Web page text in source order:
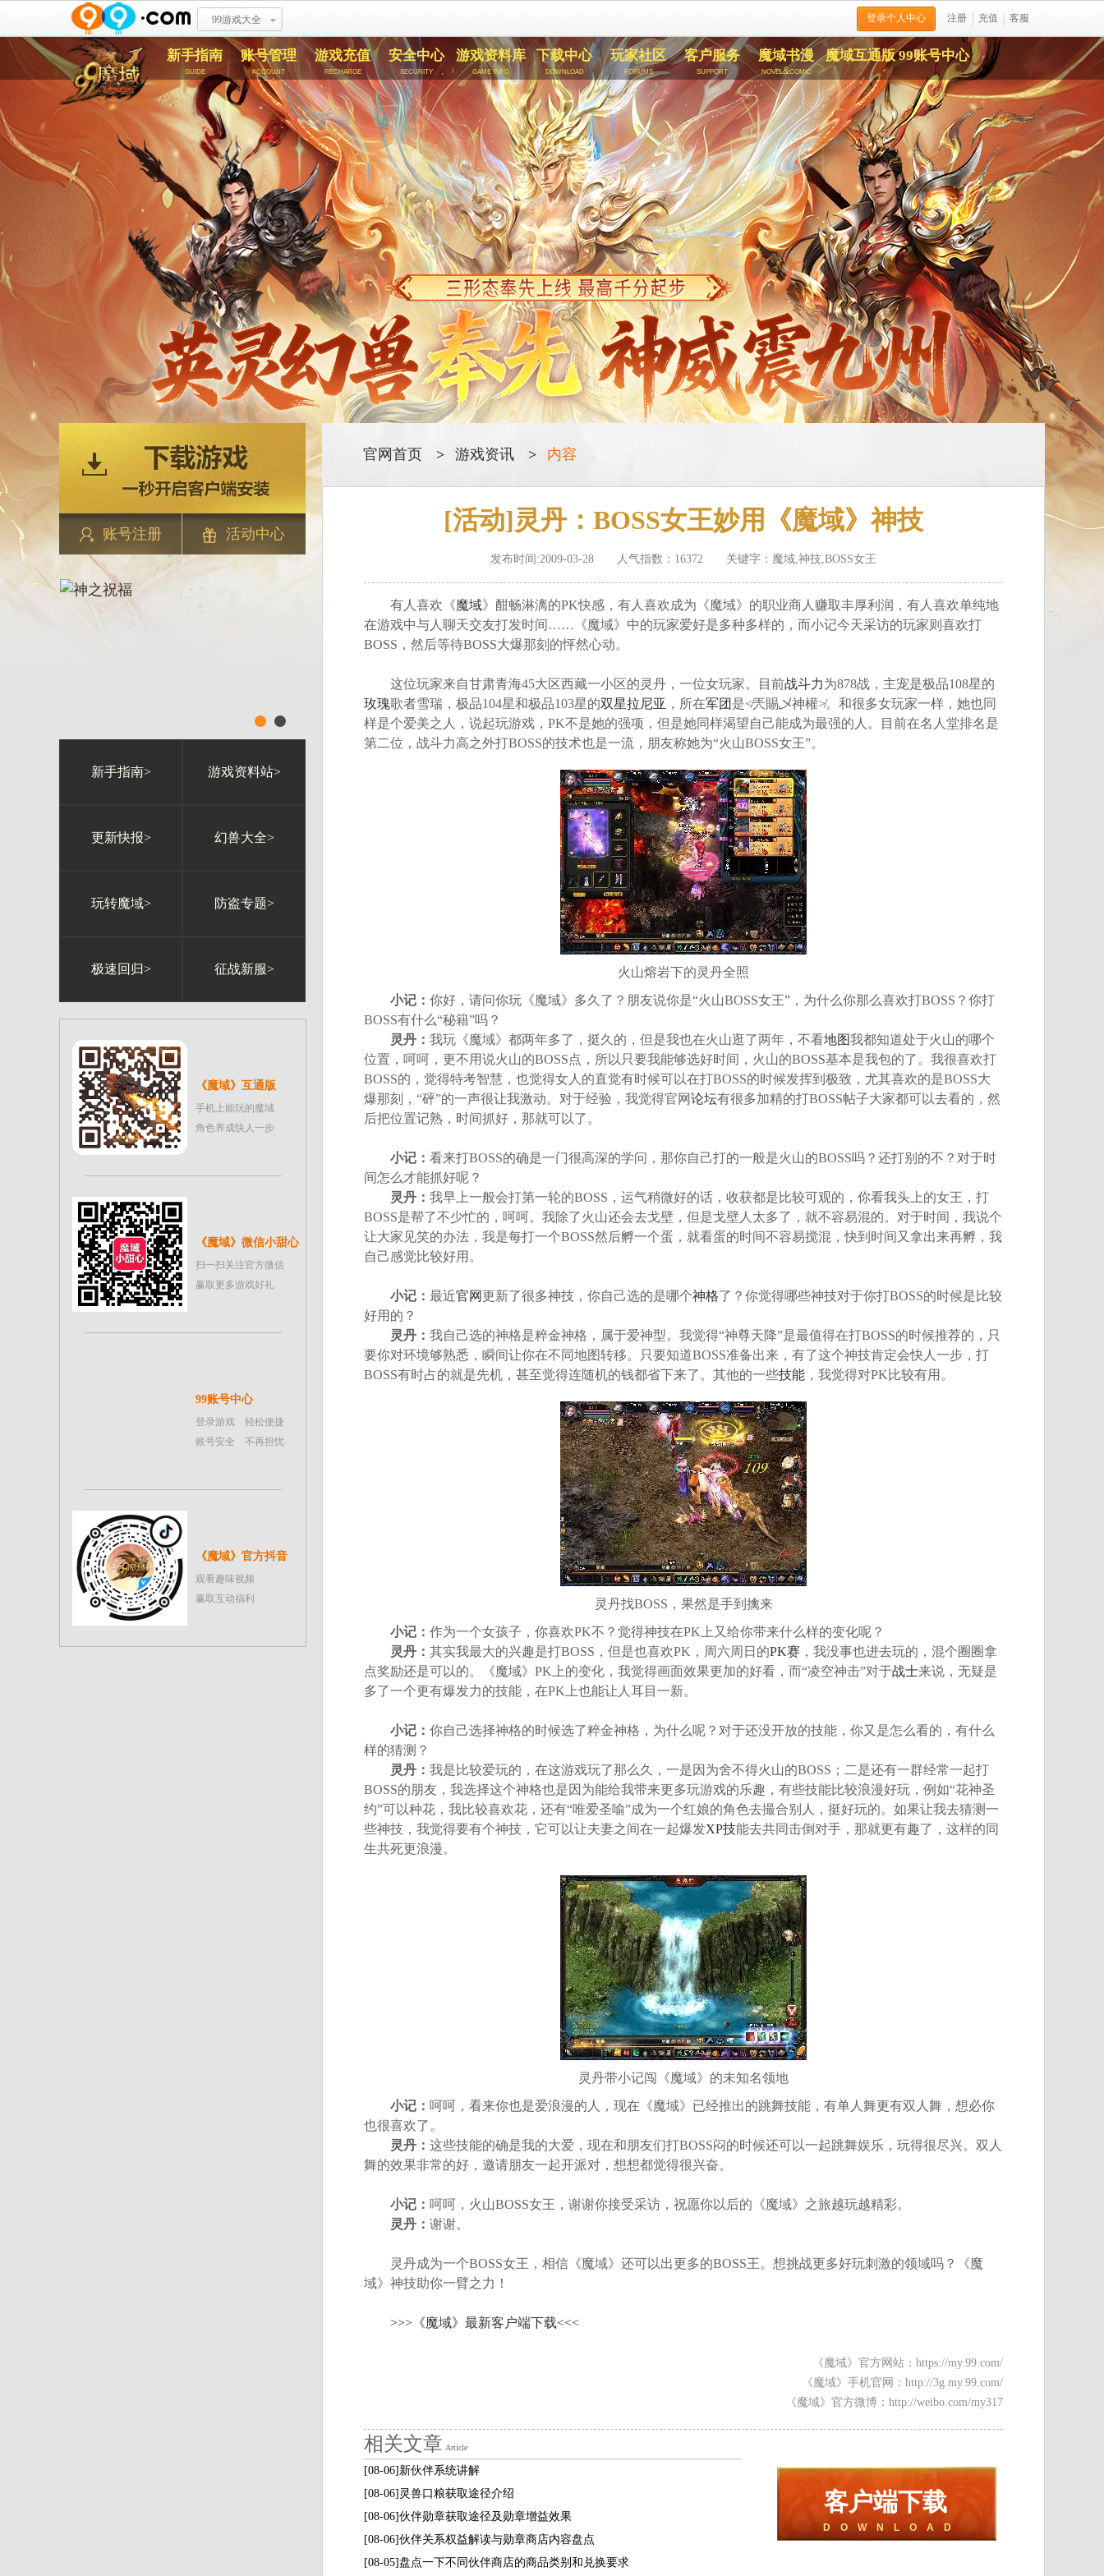
99游戏大全 登录个人中心 注册 充值 客服
新手指南
guide
账号管理
account
游戏充值
recharge
安全中心
security
游戏资料库
game info
下载中心
download
玩家社区
forums
客户服务
support
魔域书漫
novel&comic
魔域互通版 99账号中心
账号注册 活动中心
新手指南> 游戏资料站>
更新快报> 幻兽大全>
玩转魔域> 防盗专题>
极速回归> 征战新服>
《魔域》互通版
手机上能玩的魔域
角色养成快人一步
《魔域》微信小甜心
扫一扫关注官方微信
赢取更多游戏好礼
99账号中心
登录游戏 轻松便捷
账号安全 不再担忧
《魔域》官方抖音
观看趣味视频
赢取互动福利
官网首页 游戏资讯 内容
[活动]灵丹：BOSS女王妙用《魔域》神技
发布时间:2009-03-28 人气指数： 16372 关键字：魔域,神技,BOSS女王
有人喜欢《魔域》酣畅淋漓的PK快感，有人喜欢成为《魔域》的职业商人赚取丰厚利润，有人喜欢单纯地
在游戏中与人聊天交友打发时间……《魔域》中的玩家爱好是多种多样的，而小记今天采访的玩家则喜欢打
BOSS，然后等待BOSS大爆那刻的怦然心动。
这位玩家来自甘肃青海45大区西藏一小区的灵丹，一位女玩家。目前战斗力为878战，主宠是极品108星的
玫瑰歌者雪瑞，极品104星和极品103星的双星拉尼亚 ，所在军团 是≮兲賜乄神權≯。和很多女玩家一样，她也同
样是个爱美之人，说起玩游戏，PK不是她的强项，但是她同样渴望自己能成为最强的人。目前在名人堂排名是
第二位，战斗力高之外打BOSS的技术也是一流，朋友称她为“火山BOSS女王”。
火山熔岩下的灵丹全照
小记： 你好，请问你玩《魔域》多久了？朋友说你是“火山BOSS女王”，为什么你那么喜欢打BOSS？你打
BOSS有什么“秘籍”吗？
灵丹： 我玩《魔域》都两年多了，挺久的，但是我也在火山逛了两年，不看地图我都知道处于火山的哪个
位置，呵呵，更不用说火山的BOSS点，所以只要我能够选好时间，火山的BOSS基本是我包的了。我很喜欢打
BOSS的，觉得特考智慧，也觉得女人的直觉有时候可以在打BOSS的时候发挥到极致，尤其喜欢的是BOSS大
爆那刻，“砰”的一声很让我激动。对于经验，我觉得官网论坛有很多加精的打BOSS帖子大家都可以去看的，然
后把位置记熟，时间抓好，那就可以了。
小记： 看来打BOSS的确是一门很高深的学问，那你自己打的一般是火山的BOSS吗？还打别的不？对于时
间怎么才能抓好呢？
灵丹： 我早上一般会打第一轮的BOSS，运气稍微好的话，收获都是比较可观的，你看我头上的女王，打
BOSS是帮了不少忙的，呵呵。我除了火山还会去戈壁，但是戈壁人太多了，就不容易混的。对于时间，我说个
让大家见笑的办法，我是每打一个BOSS然后孵一个蛋，就看蛋的时间不容易搅混，快到时间又拿出来再孵，我
自己感觉比较好用。
小记： 最近官网更新了很多神技，你自己选的是哪个神格了？你觉得哪些神技对于你打BOSS的时候是比较
好用的？
灵丹： 我自己选的神格是粹金神格，属于爱神型。我觉得“神尊天降”是最值得在打BOSS的时候推荐的，只
要你对环境够熟悉，瞬间让你在不同地图转移。只要知道BOSS准备出来，有了这个神技肯定会快人一步，打
BOSS有时占的就是先机，甚至觉得连随机的钱都省下来了。其他的一些技能 ，我觉得对PK比较有用。
灵丹找BOSS，果然是手到擒来
小记： 作为一个女孩子，你喜欢PK不？觉得神技在PK上又给你带来什么样的变化呢？
灵丹： 其实我最大的兴趣是打BOSS，但是也喜欢PK，周六周日的PK赛 ，我没事也进去玩的，混个圈圈拿
点奖励还是可以的。《魔域》PK上的变化，我觉得画面效果更加的好看，而“凌空神击”对于战士来说，无疑是
多了一个更有爆发力的技能，在PK上也能让人耳目一新。
小记： 你自己选择神格的时候选了粹金神格，为什么呢？对于还没开放的技能，你又是怎么看的，有什么
样的猜测？
灵丹： 我是比较爱玩的，在这游戏玩了那么久，一是因为舍不得火山的BOSS；二是还有一群经常一起打
BOSS的朋友，我选择这个神格也是因为能给我带来更多玩游戏的乐趣，有些技能比较浪漫好玩，例如“花神圣
约”可以种花，我比较喜欢花，还有“唯爱圣喻”成为一个红娘的角色去撮合别人，挺好玩的。如果让我去猜测一
些神技，我觉得要有个神技，它可以让夫妻之间在一起爆发XP技能去共同击倒对手，那就更有趣了，这样的同
生共死更浪漫。
灵丹带小记闯《魔域》的未知名领地
小记： 呵呵，看来你也是爱浪漫的人，现在《魔域》已经推出的跳舞技能，有单人舞更有双人舞，想必你
也很喜欢了。
灵丹： 这些技能的确是我的大爱，现在和朋友们打BOSS闷的时候还可以一起跳舞娱乐，玩得很尽兴。双人
舞的效果非常的好，邀请朋友一起开派对，想想都觉得很兴奋。
小记： 呵呵，火山BOSS女王，谢谢你接受采访，祝愿你以后的《魔域》之旅越玩越精彩。
灵丹： 谢谢。
灵丹成为一个BOSS女王，相信《魔域》还可以出更多的BOSS王。想挑战更多好玩刺激的领域吗？《魔
域》神技助你一臂之力！
>>>《魔域》最新客户端下载<<<
《魔域》官方网站：https://my.99.com/
《魔域》手机官网：http://3g.my.99.com/
《魔域》官方微博：http://weibo.com/my317
相关文章 Article
[08-06]新伙伴系统讲解
[08-06]灵兽口粮获取途径介绍
[08-06]伙伴勋章获取途径及勋章增益效果
[08-06]伙伴关系权益解读与勋章商店内容盘点
[08-05]盘点一下不同伙伴商店的商品类别和兑换要求
客户端下载
D O W N L O A D